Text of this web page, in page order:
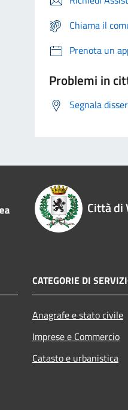
Chiama il
Prenota un
Problemi in
Segnala
Città di
CATEGORIE DI
Anagrafe e stato civile
Imprese e Commercio
Catasto e urbanistica